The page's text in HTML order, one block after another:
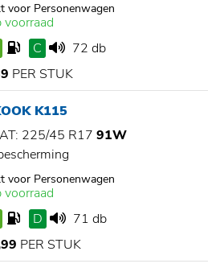
voor Personenwagen
voorraad
C
72 db
PER STUK
K115
225/45 R17 91W
voor Personenwagen
voorraad
D
71 db
PER STUK